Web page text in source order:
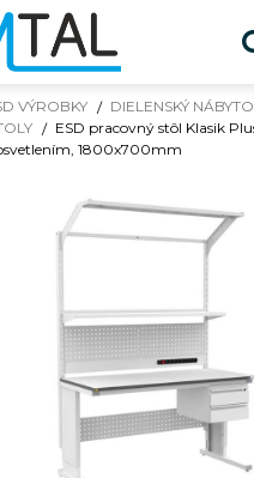
VÝROBKY DIELENSKÝ
ESD pracovný stôl Klasik
1800x700mm